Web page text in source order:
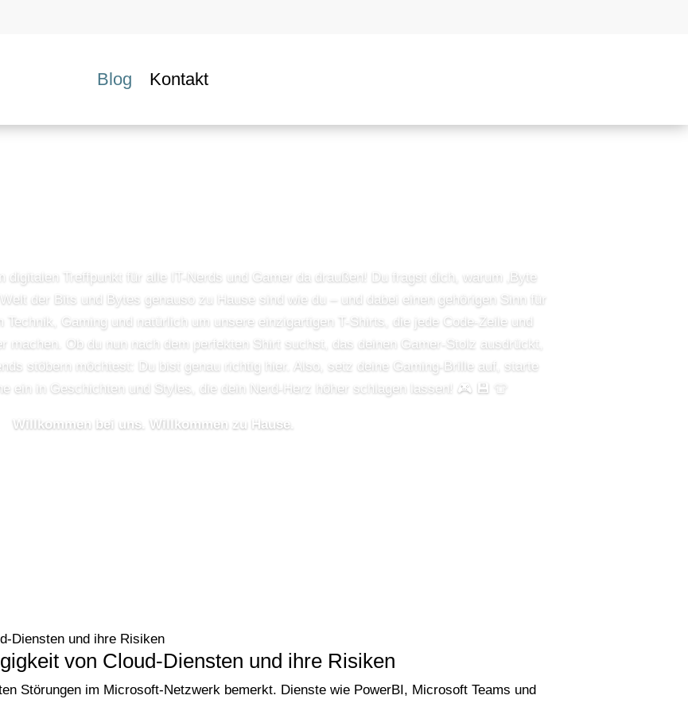
Blog Kontakt
Treffpunkt für alle IT-Nerds und Gamer da draußen! Du fragst dich, warum ‚Byte
der Bits und Bytes genauso zu Hause sind wie du – und dabei einen gehörigen Sinn für
Gaming und natürlich um unsere einzigartigen T-Shirts, die jede Code-Zeile und
machen. Ob du nun nach dem perfekten Shirt suchst, das deinen Gamer-Stolz ausdrückt,
stöbern möchtest: Du bist genau richtig hier. Also, setz deine Gaming-Brille auf, starte
ein in Geschichten und Styles, die dein Nerd-Herz höher schlagen lassen! 🎮 💾 👕
Willkommen bei uns. Willkommen zu Hause.
Diensten und ihre Risiken
von Cloud-Diensten und ihre Risiken
Störungen im Microsoft-Netzwerk bemerkt. Dienste wie PowerBI, Microsoft Teams und